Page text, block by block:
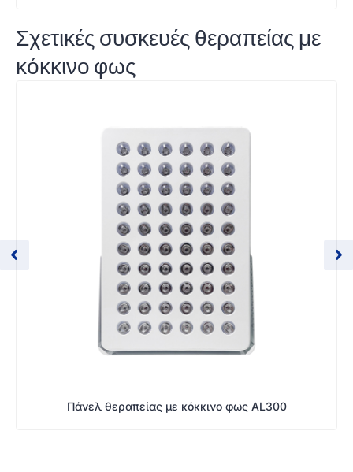
Σχετικές συσκευές θεραπείας με
κόκκινο φως
Πάνελ θεραπείας με κόκκινο φως AL300